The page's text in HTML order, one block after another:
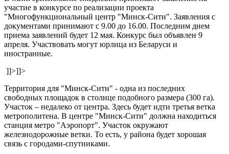
участие в конкурсе по реализации проекта
"Многофункциональный центр "Минск-Сити". Заявления с
документами принимают с 9.00 до 16.00. Последним днем
приема заявлений будет 12 мая. Конкурс был объявлен 9
апреля. Участвовать могут юрлица из Беларуси и
иностранные.
]]>]]>
Территория для "Минск-Сити" - одна из последних
свободных площадок в столице подобного размера (300 га).
Участок – недалеко от центра. Здесь будет идти третья ветка
метрополитена. В центре "Минск-Сити" должна находиться
станция метро "Аэропорт". Участок окружают
железнодорожные ветки. То есть, у района будет хорошая
связь с городами-спутниками.